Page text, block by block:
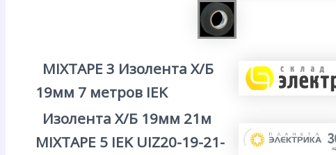
MIXTAPE 3 Изолента Х/Б
19мм 7 метров IEK
Изолента Х/Б 19мм 21м
MIXTAPE 5 IEK UIZ20-19-21-